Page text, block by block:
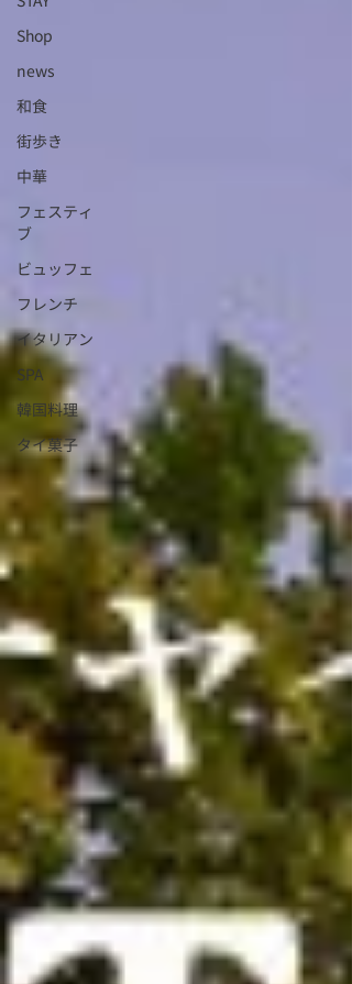
Shop
news
和食
街歩き
中華
フェスティ
ブ
ビュッフェ
フレンチ
イタリアン
SPA
韓国料理
タイ菓子